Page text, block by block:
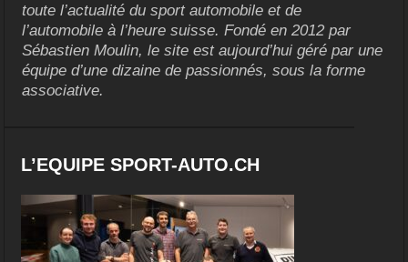
toute l’actualité du sport automobile et de
l’automobile à l’heure suisse. Fondé en 2012 par
Sébastien Moulin, le site est aujourd’hui géré par une
équipe d’une dizaine de passionnés, sous la forme
associative.
L’EQUIPE SPORT-AUTO.CH